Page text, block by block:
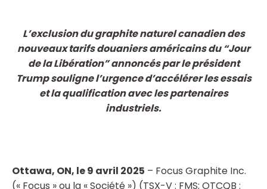
L’exclusion du graphite naturel canadien des
nouveaux tarifs douaniers américains du “Jour
de la Libération” annoncés par le président
Trump souligne l’urgence d’accélérer les essais
et la qualification avec les partenaires
industriels.
Ottawa, ON, le 9 avril 2025 – Focus Graphite Inc.
(« Focus » ou la « Société ») (TSX-V : FMS; OTCQB :